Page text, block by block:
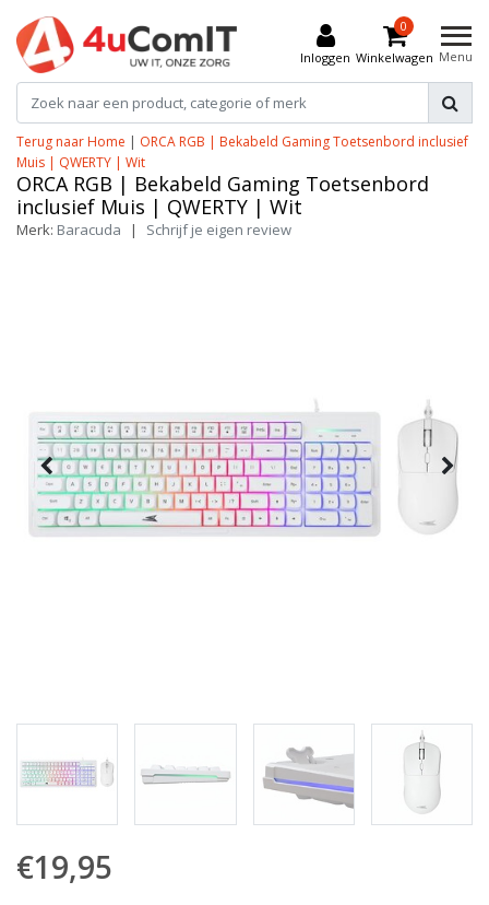
Inloggen
0
Winkelwagen Menu
Terug naar Home | ORCA RGB | Bekabeld Gaming Toetsenbord inclusief
Muis | QWERTY | Wit
ORCA RGB | Bekabeld Gaming Toetsenbord
inclusief Muis | QWERTY | Wit
Merk: Baracuda | Schrijf je eigen review
€19,95